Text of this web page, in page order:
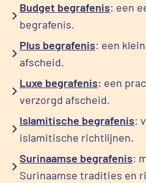
Budget begrafenis: een
begrafenis.
Plus begrafenis: een
afscheid.
Luxe begrafenis: een
verzorgd afscheid.
Islamitische begrafenis:
islamitische richtlijnen.
Surinaamse begrafenis:
Surinaamse tradities en